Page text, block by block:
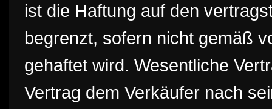
ist die Haftung auf den
begrenzt, sofern nicht gemäß
gehaftet wird. Wesentliche
Vertrag dem Verkäufer nach